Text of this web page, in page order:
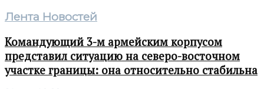
Лента Новостей
Командующий 3-м армейским корпусом
представил ситуацию на северо-восточном
участке границы: она относительно стабильна